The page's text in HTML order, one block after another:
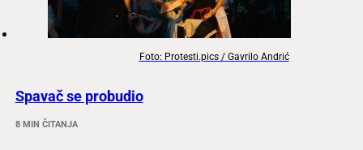
Foto: Protesti.pics / Gavrilo Andrić
Spavač se probudio
8 MIN ČITANJA